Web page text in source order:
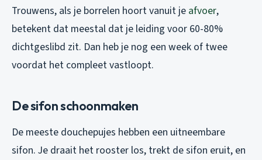
Trouwens, als je borrelen hoort vanuit je afvoer,
betekent dat meestal dat je leiding voor 60-80%
dichtgeslibd zit. Dan heb je nog een week of twee
voordat het compleet vastloopt.
De sifon schoonmaken
De meeste douchepujes hebben een uitneembare
sifon. Je draait het rooster los, trekt de sifon eruit, en